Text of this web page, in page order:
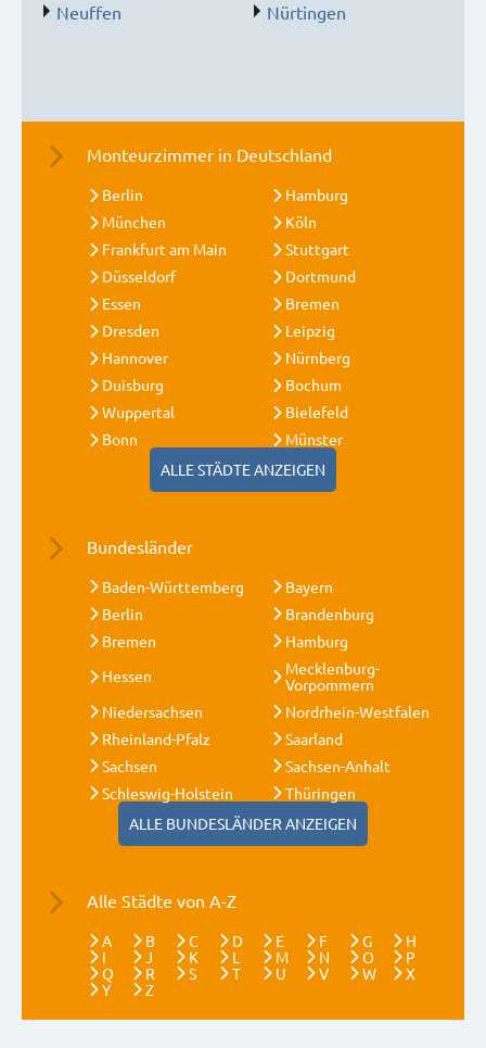
Neuffen
Nürtingen
Monteurzimmer in Deutschland
Berlin
Hamburg
München
Köln
Frankfurt am Main
Stuttgart
Düsseldorf
Dortmund
Essen
Bremen
Dresden
Leipzig
Hannover
Nürnberg
Duisburg
Bochum
Wuppertal
Bielefeld
Bonn
Münster
ALLE STÄDTE ANZEIGEN
Bundesländer
Baden-Württemberg
Bayern
Berlin
Brandenburg
Bremen
Hamburg
Hessen
Mecklenburg-
Vorpommern
Niedersachsen
Nordrhein-Westfalen
Rheinland-Pfalz
Saarland
Sachsen
Sachsen-Anhalt
Schleswig-Holstein
Thüringen
ALLE BUNDESLÄNDER ANZEIGEN
Alle Städte von A-Z
A B C D E F G
H
I
J K L M N O
P
Q
R S T U V W
X
Y
Z